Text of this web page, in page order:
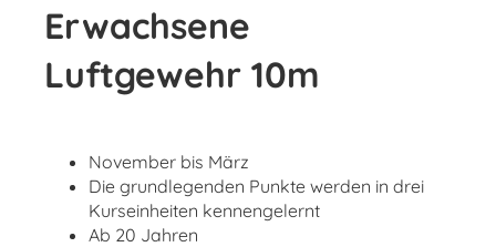
Erwachsene
Luftgewehr 10m
November bis März
Die grundlegenden Punkte werden in drei
Kurseinheiten kennengelernt
Ab 20 Jahren